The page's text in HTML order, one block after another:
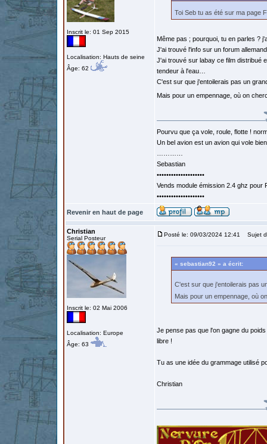
Inscrit le: 01 Sep 2015
Localisation: Hauts de seine
Âge: 62
Toi Seb tu as été sur ma page
Même pas ; pourquoi, tu en parles ?
J'ai trouvé l'info sur un forum
J'ai trouvé sur labay ce film distribué
tendeur à l'eau…
C'est sur que j'entoilerais pas un
Mais pour un empennage, où on
Pourvu que ça vole, roule, flotte !
Un bel avion est un avion qui vole
Sebastian
••••••••••••••••••••
Vends module émission 2.4 ghz
••••••••••••••••••••
Revenir en haut de page
Christian
Serial Posteur
Inscrit le: 02 Mai 2006
Localisation: Europe
Âge: 63
Posté le: 09/03/2024 12:41 Sujet
« sebastian92 » a écrit:
C'est sur que j'entoilerais pas
Mais pour un empennage, où
Je pense pas que l'on gagne du
libre !
Tu as une idée du grammage utilisé
Christian